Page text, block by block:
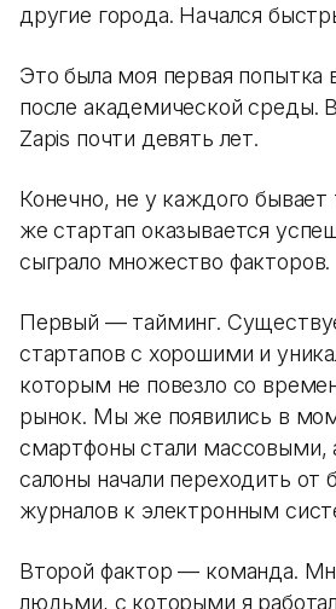
другие города. Начался
Это была моя первая попытка
после академической среды.
Zapis почти девять лет.
Конечно, не у каждого бывает
же стартап оказывается
сыграло множество факторов.
Первый — тайминг.
стартапов с хорошими и
которым не повезло со
рынок. Мы же появились в
смартфоны стали массовыми,
салоны начали переходить от
журналов к электронным
Второй фактор — команда.
людьми, с которыми я